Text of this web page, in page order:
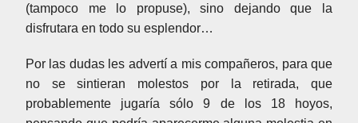
(tampoco me lo propuse), sino dejando que la
disfrutara en todo su esplendor…
Por las dudas les advertí a mis compañeros, para que
no se sintieran molestos por la retirada, que
probablemente jugaría sólo 9 de los 18 hoyos,